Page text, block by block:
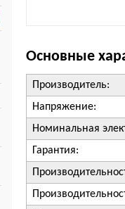
Основные
Производитель:
Напряжение:
Номинальная
Гарантия: